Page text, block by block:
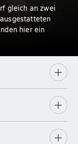
gleich an zwei
hier ein